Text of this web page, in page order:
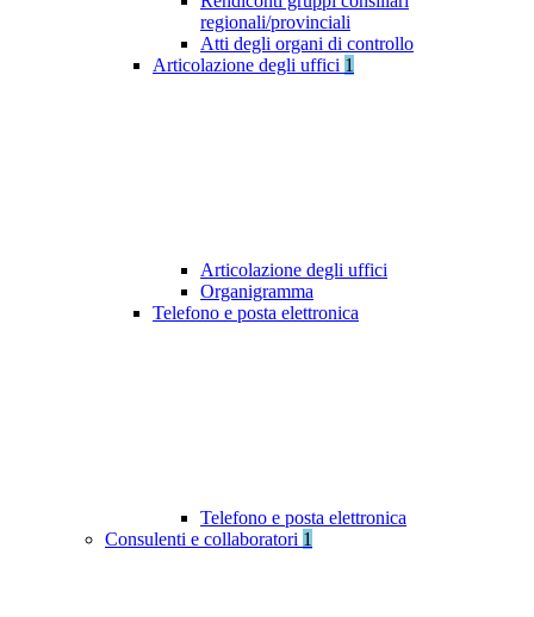
regionali/provinciali
Atti degli organi di controllo
Articolazione degli uffici 1
Articolazione degli uffici
Organigramma
Telefono e posta elettronica
Telefono e posta elettronica
Consulenti e collaboratori 1